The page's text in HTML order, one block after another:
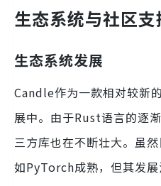
生态系统与社区支
生态系统发展
Candle作为一款相对较新
展中。由于Rust语言的逐
三方库也在不断壮大。虽
如PyTorch成熟，但其发展